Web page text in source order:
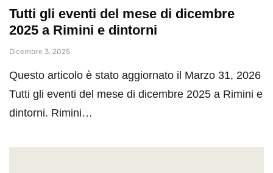
Tutti gli eventi del mese di dicembre
2025 a Rimini e dintorni
Dicembre 3, 2025
Questo articolo è stato aggiornato il Marzo 31, 2026
Tutti gli eventi del mese di dicembre 2025 a Rimini e
dintorni. Rimini…